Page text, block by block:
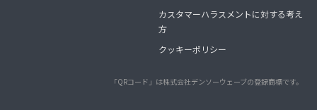
カスタマーハラスメントに対する考え
方
クッキーポリシー
「QRコード」は株式会社デンソーウェーブの登録商標です。